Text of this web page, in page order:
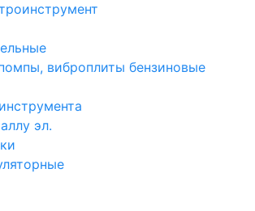
виброплиты бензиновые
эл.